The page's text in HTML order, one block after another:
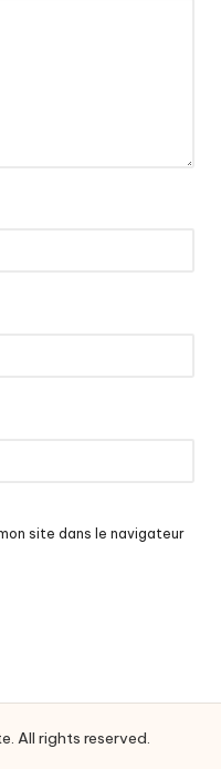
site dans le navigateur
All rights reserved.